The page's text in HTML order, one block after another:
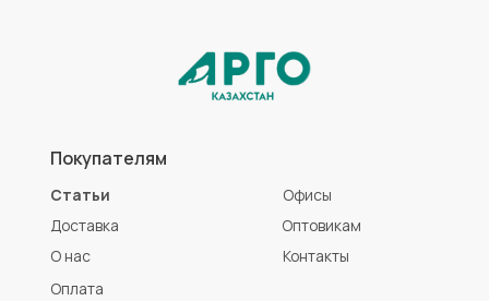
Политика конфиденциальности